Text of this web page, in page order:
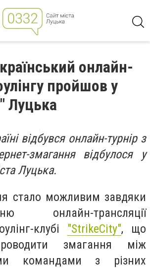
онлайн-
пройшов у
Луцька
відбувся онлайн-турнір з
змагання відбулося у
Луцька.
стало можливим завдяки
онлайн-трансляції
клубі "StrikeCity", що
змагання між
командами з різних